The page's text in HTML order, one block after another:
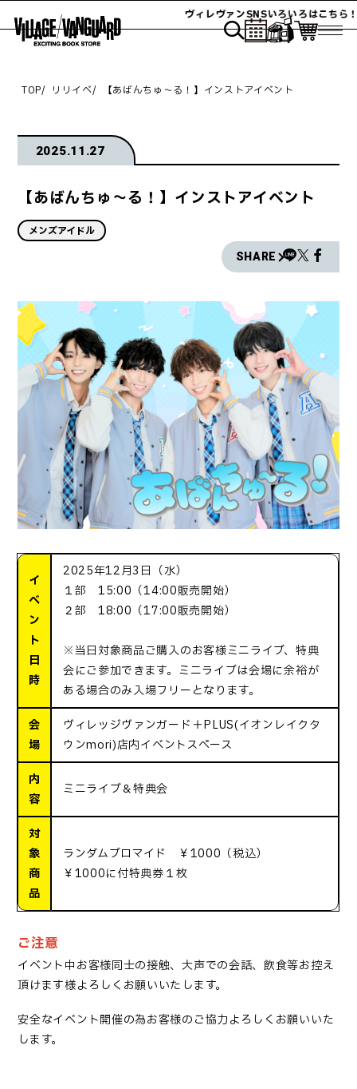
ヴィレヴァンSNSいろいろはこちら！
TOP リリイベ 【あばんちゅ～る！】インストアイベント
2025.11.27
【あばんちゅ～る！】インストアイベント
メンズアイドル
SHARE
イ
ベ
ン
ト
日
時
2025年12月3日（水）
１部 15:00（14:00販売開始）
２部 18:00（17:00販売開始）
※当日対象商品ご購入のお客様ミニライブ、特典
会にご参加できます。ミニライブは会場に余裕が
ある場合のみ入場フリーとなります。
会
場
ヴィレッジヴァンガード＋PLUS(イオンレイクタ
ウンmori)店内イベントスペース
内
容
ミニライブ＆特典会
対
象
商
品
ランダムブロマイド ￥1000（税込）
￥1000に付特典券１枚
ご注意
イベント中お客様同士の接触、大声での会話、飲食等お控え
頂けます様よろしくお願いいたします。
安全なイベント開催の為お客様のご協力よろしくお願いいた
します。